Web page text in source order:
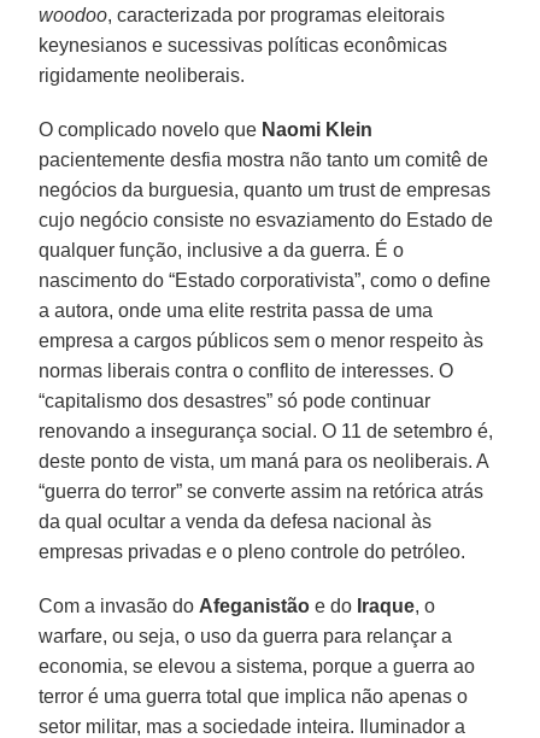
woodoo, caracterizada por programas eleitorais
keynesianos e sucessivas políticas econômicas
rigidamente neoliberais.
O complicado novelo que Naomi Klein
pacientemente desfia mostra não tanto um comitê de
negócios da burguesia, quanto um trust de empresas
cujo negócio consiste no esvaziamento do Estado de
qualquer função, inclusive a da guerra. É o
nascimento do “Estado corporativista”, como o define
a autora, onde uma elite restrita passa de uma
empresa a cargos públicos sem o menor respeito às
normas liberais contra o conflito de interesses. O
“capitalismo dos desastres” só pode continuar
renovando a insegurança social. O 11 de setembro é,
deste ponto de vista, um maná para os neoliberais. A
“guerra do terror” se converte assim na retórica atrás
da qual ocultar a venda da defesa nacional às
empresas privadas e o pleno controle do petróleo.
Com a invasão do Afeganistão e do Iraque, o
warfare, ou seja, o uso da guerra para relançar a
economia, se elevou a sistema, porque a guerra ao
terror é uma guerra total que implica não apenas o
setor militar, mas a sociedade inteira. Iluminador a